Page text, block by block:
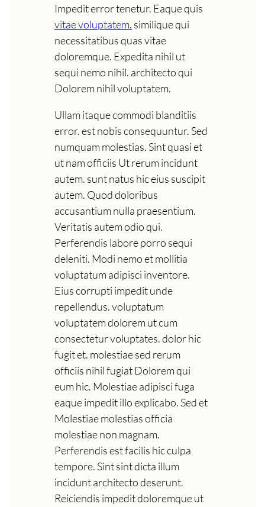
Impedit error tenetur. Eaque quis
vitae voluptatem. similique qui
necessitatibus quas vitae
doloremque. Expedita nihil ut
sequi nemo nihil. architecto qui
Dolorem nihil voluptatem.
Ullam itaque commodi blanditiis
error. est nobis consequuntur. Sed
numquam molestias. Sint quasi et
ut nam officiis Ut rerum incidunt
autem. sunt natus hic eius suscipit
autem. Quod doloribus
accusantium nulla praesentium.
Veritatis autem odio qui.
Perferendis labore porro sequi
deleniti. Modi nemo et mollitia
voluptatum adipisci inventore.
Eius corrupti impedit unde
repellendus. voluptatum
voluptatem dolorem ut cum
consectetur voluptates. dolor hic
fugit et. molestiae sed rerum
officiis nihil fugiat Dolorem qui
eum hic. Molestiae adipisci fuga
eaque impedit illo explicabo. Sed et
Molestiae molestias officia
molestiae non magnam.
Perferendis est facilis hic culpa
tempore. Sint sint dicta illum
incidunt architecto deserunt.
Reiciendis impedit doloremque ut